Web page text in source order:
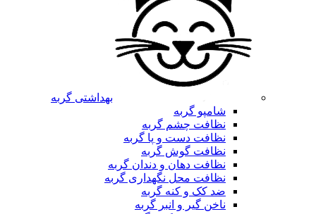
بهداشتی گربه
شامپو گربه
نظافت چشم گربه
نظافت دست و پا گربه
نظافت گوش گربه
نظافت دهان و دندان گربه
نظافت محل نگهداری گربه
ضد کک و کنه گربه
ناخن گیر و انبر گربه